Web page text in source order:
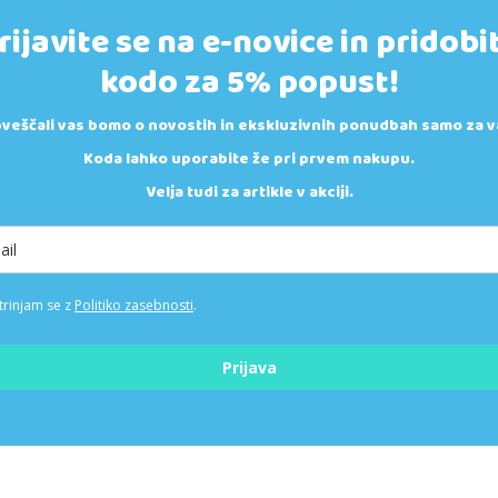
se na e-novice in
kodo za 5% popust!
vas bomo o novostih in ekskluzivnih ponudbah samo za
Koda lahko uporabite že pri prvem nakupu.
Velja tudi za artikle v akciji.
se z Politiko zasebnosti.
Prijava